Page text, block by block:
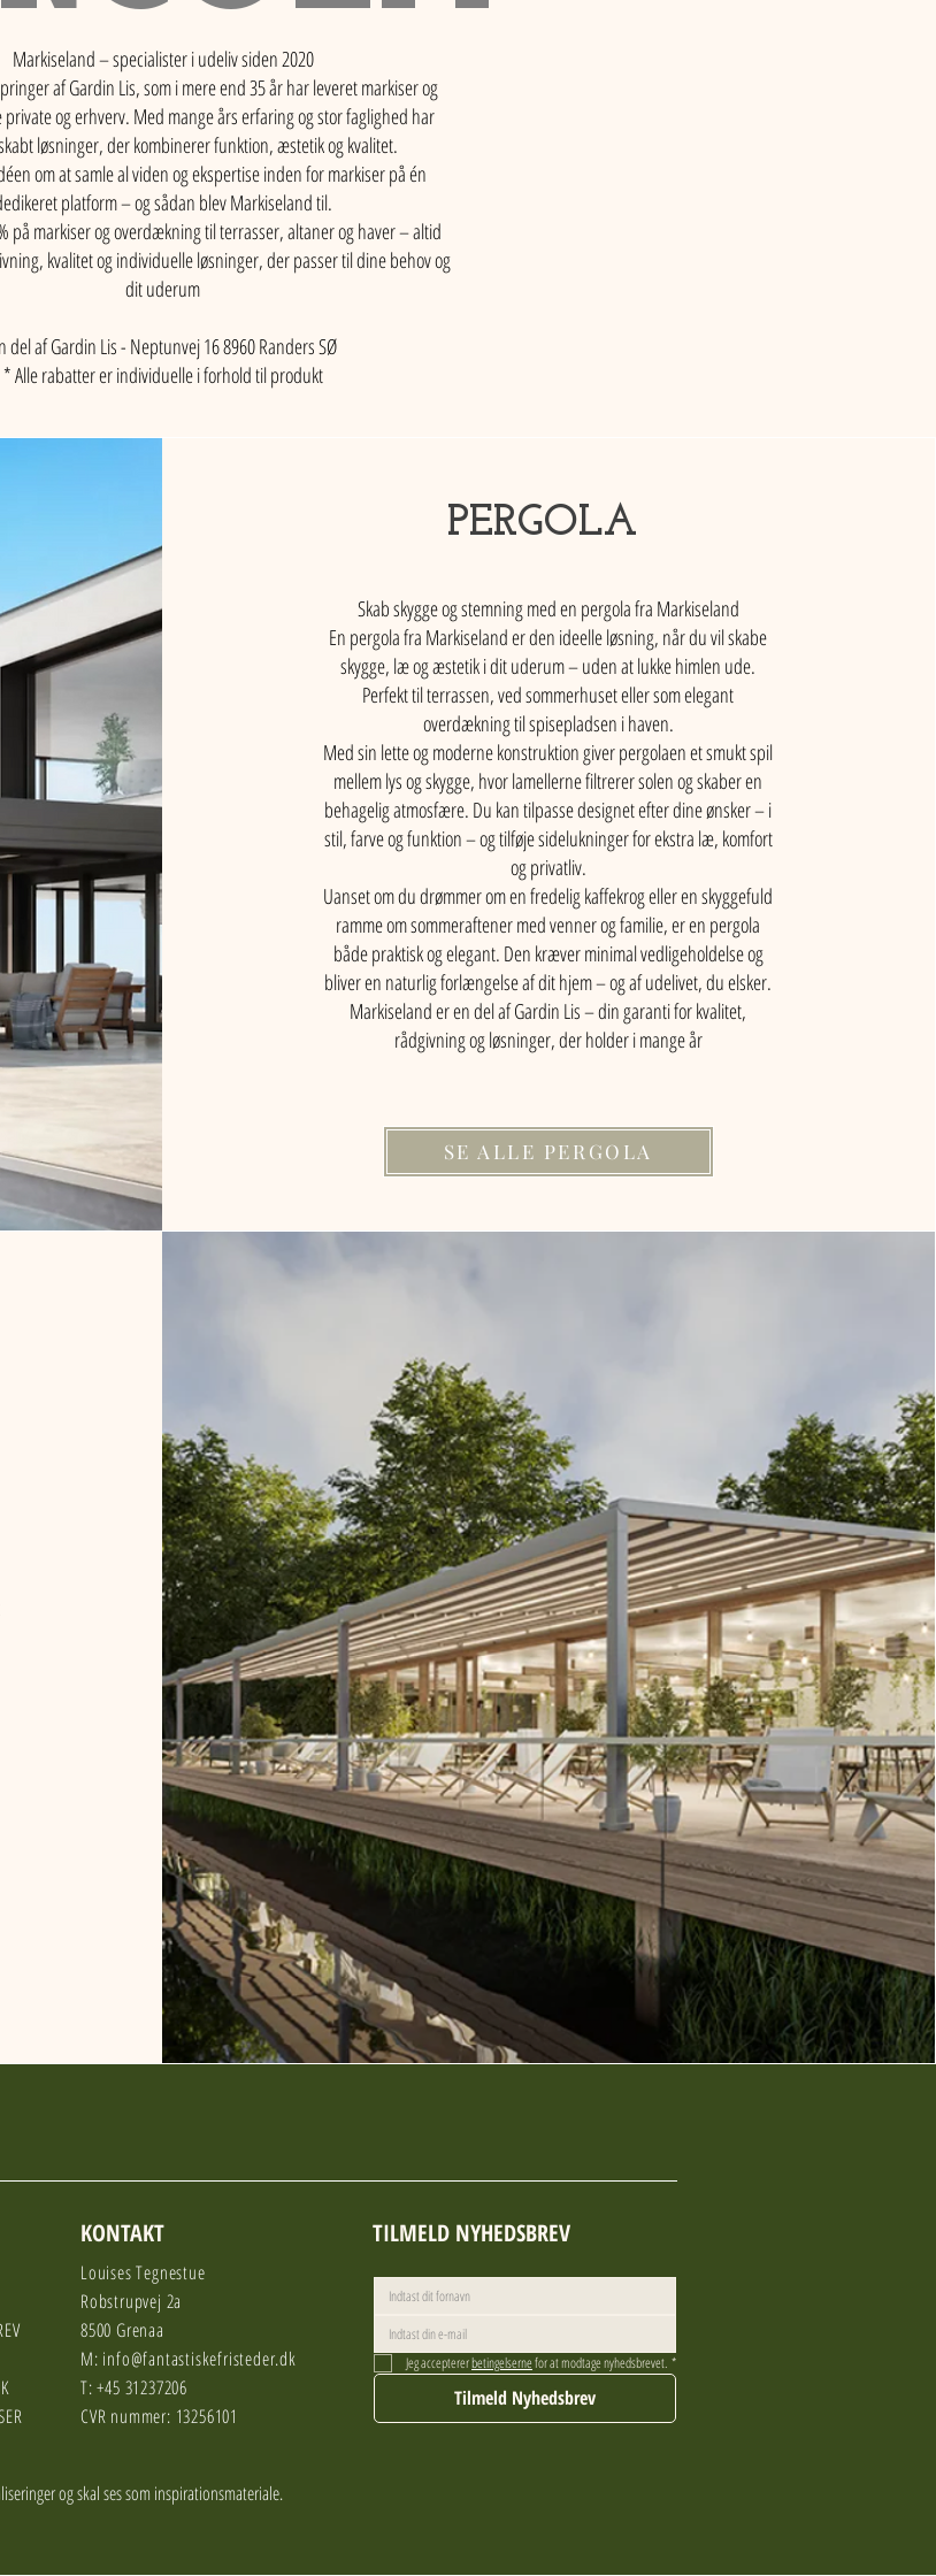
Markiseland – specialister i udeliv siden 2020
af Gardin Lis, som i mere end 35 år har leveret markiser og
og erhverv. Med mange års erfaring og stor faglighed har
løsninger, der kombinerer funktion, æstetik og kvalitet.
om at samle al viden og ekspertise inden for markiser på én
platform – og sådan blev Markiseland til.
på markiser og overdækning til terrasser, altaner og haver – altid
kvalitet og individuelle løsninger, der passer til dine behov og
dit uderum
del af Gardin Lis - Neptunvej 16 8960 Randers SØ
​* Alle rabatter er individuelle i forhold til produkt
PERGOLA
Skab skygge og stemning med en pergola fra Markiseland
En pergola fra Markiseland er den ideelle løsning, når du vil skabe
skygge, læ og æstetik i dit uderum – uden at lukke himlen ude.
Perfekt til terrassen, ved sommerhuset eller som elegant
overdækning til spisepladsen i haven.
Med sin lette og moderne konstruktion giver pergolaen et smukt spil
mellem lys og skygge, hvor lamellerne filtrerer solen og skaber en
behagelig atmosfære. Du kan tilpasse designet efter dine ønsker – i
stil, farve og funktion – og tilføje sidelukninger for ekstra læ, komfort
og privatliv.
Uanset om du drømmer om en fredelig kaffekrog eller en skyggefuld
ramme om sommeraftener med venner og familie, er en pergola
både praktisk og elegant. Den kræver minimal vedligeholdelse og
bliver en naturlig forlængelse af dit hjem – og af udelivet, du elsker.
Markiseland er en del af Gardin Lis – din garanti for kvalitet,
rådgivning og løsninger, der holder i mange år
SE ALLE PERGOLA
KONTAKT
Louises Tegnestue
Robstrupvej 2a
8500 Grenaa
M: info@fantastiskefristeder.dk
T: +45 31237206
CVR nummer: 13256101
og skal ses som inspirationsmateriale.
TILMELD NYHEDSBREV
Jeg accepterer betingelserne for at modtage nyhedsbrevet. *
Tilmeld Nyhedsbrev